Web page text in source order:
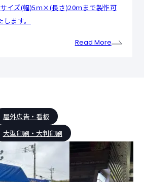
イズ(幅)5ｍ×(長さ)20ｍまで製作可
ます。
Read More
屋外広告・看板
大型印刷・大判印刷